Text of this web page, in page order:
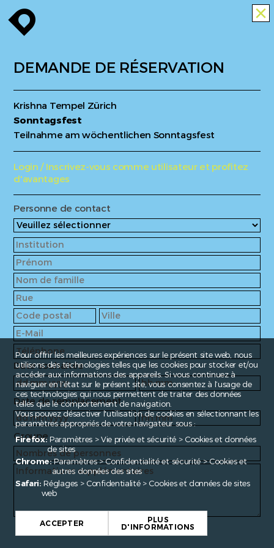
enroute close
DEMANDE DE RÉSERVATION
Krishna Tempel Zürich
Sonntagsfest
Teilnahme am wöchentlichen Sonntagsfest
Login / Inscrivez-vous comme utilisateur et profitez
d'avantages
Personne de contact
Date souhaitée
Date de remplacement
Groupe
Pour offrir les meilleures expériences sur le présent site web, nous
utilisons des technologies telles que les cookies pour stocker et/ou
accéder aux informations des appareils. Si vous continuez à
naviguer en l’état sur le présent site, vous consentez à l’usage de
ces technologies qui nous permettent de traiter des données
telles que le comportement de navigation.
Vous pouvez désactiver l'utilisation de cookies en sélectionnant les
paramètres appropriés de votre navigateur sous :
Firefox:Paramètres > Vie privée et sécurité > Cookies et données
de sites
Chrome:Paramètres > Confidentialité et sécurité > Cookies et
autres données des sites
Safari: Réglages > Confidentialité > Cookies et données de sites
web
ACCEPTER PLUS
D'INFORMATIONS